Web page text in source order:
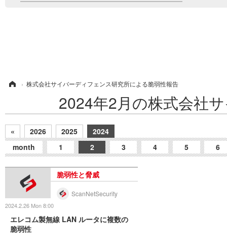
› 株式会社サイバーディフェンス研究所による脆弱性報告
2024年2月の株式会社
« 2026 2025
2024
month
1 2 3 4 5 6
脆弱性と脅威
ScanNetSecurity
2024.2.26 Mon 8:00
エレコム製無線 LAN ルータに複数の
脆弱性